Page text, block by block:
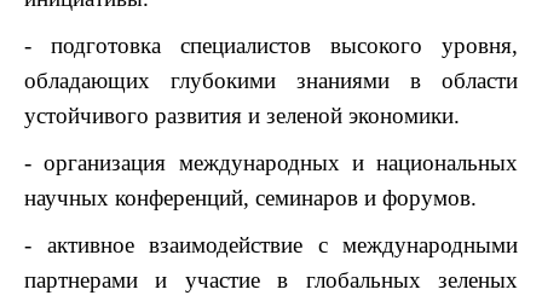
- подготовка специалистов высокого уровня,
обладающих глубокими знаниями в области
устойчивого развития и зеленой экономики.
- организация международных и национальных
научных конференций, семинаров и форумов.
- активное взаимодействие с международными
партнерами и участие в глобальных зеленых